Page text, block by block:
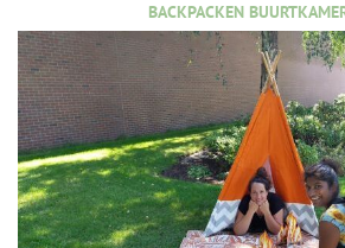
BACKPACKEN